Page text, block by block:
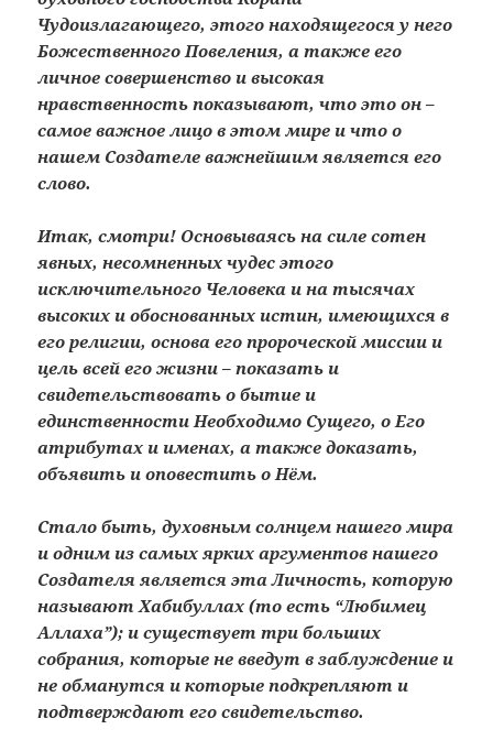
Чудоизлагающего, этого находящегося у него
Божественного Повеления, а также его
личное совершенство и высокая
нравственность показывают, что это он –
самое важное лицо в этом мире и что о
нашем Создателе важнейшим является его
слово.
Итак, смотри! Основываясь на силе сотен
явных, несомненных чудес этого
исключительного Человека и на тысячах
высоких и обоснованных истин, имеющихся в
его религии, основа его пророческой миссии и
цель всей его жизни – показать и
свидетельствовать о бытие и
единственности Необходимо Сущего, о Его
атрибутах и именах, а также доказать,
объявить и оповестить о Нём.
Стало быть, духовным солнцем нашего мира
и одним из самых ярких аргументов нашего
Создателя является эта Личность, которую
называют Хабибуллах (то есть “Любимец
Аллаха”); и существует три больших
собрания, которые не введут в заблуждение и
не обманутся и которые подкрепляют и
подтверждают его свидетельство.